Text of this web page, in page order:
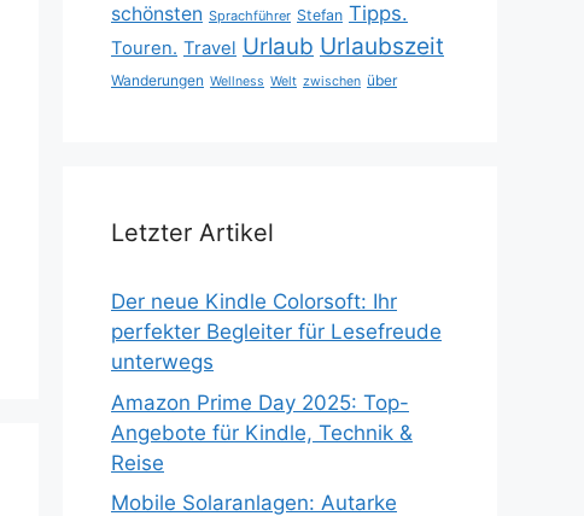
schönsten Sprachführer Stefan Tipps.
Touren. Travel Urlaub Urlaubszeit
Wanderungen Wellness Welt zwischen über
Letzter Artikel
Der neue Kindle Colorsoft: Ihr
perfekter Begleiter für Lesefreude
unterwegs
Amazon Prime Day 2025: Top-
Angebote für Kindle, Technik &
Reise
Mobile Solaranlagen: Autarke